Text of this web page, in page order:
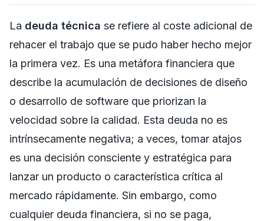
La deuda técnica se refiere al coste adicional de
rehacer el trabajo que se pudo haber hecho mejor
la primera vez. Es una metáfora financiera que
describe la acumulación de decisiones de diseño
o desarrollo de software que priorizan la
velocidad sobre la calidad. Esta deuda no es
intrínsecamente negativa; a veces, tomar atajos
es una decisión consciente y estratégica para
lanzar un producto o característica crítica al
mercado rápidamente. Sin embargo, como
cualquier deuda financiera, si no se paga,